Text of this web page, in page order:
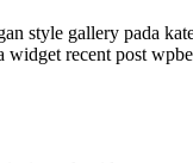
style gallery pada
widget recent post